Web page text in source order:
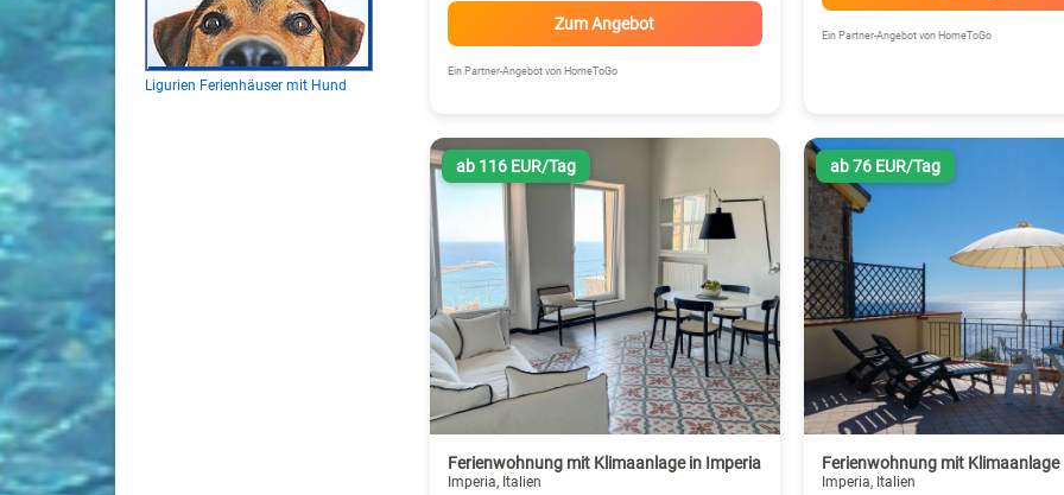
Ligurien Ferienhäuser mit Hund
Zum Angebot
Ein Partner-Angebot von HomeToGo
Ein Partner-Angebot von HomeToGo
ab 116 EUR/Tag
Ferienwohnung mit Klimaanlage in Imperia
Imperia, Italien
ab 76 EUR/Tag
Ferienwohnung mit Klimaanlage
Imperia, Italien